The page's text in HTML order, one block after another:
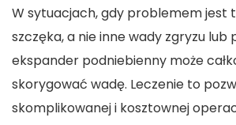
W sytuacjach, gdy problemem jest
szczęka, a nie inne wady zgryzu
ekspander podniebienny może
skorygować wadę. Leczenie to
skomplikowanej i kosztownej